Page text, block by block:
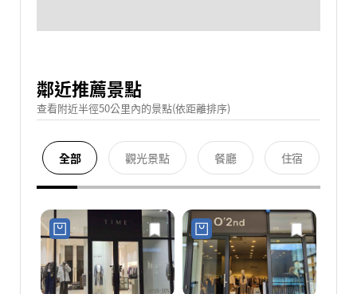
鄰近推薦景點
查看附近半徑50公里內的景點(依距離排序)
全部 觀光景點 餐廳 住宿